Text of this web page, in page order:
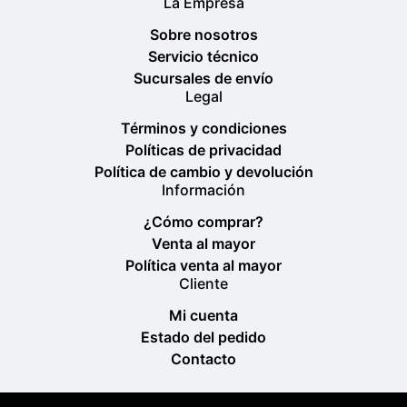
Sobre nosotros
Servicio técnico
Sucursales de envío
Legal
Términos y condiciones
Políticas de privacidad
Política de cambio y devolución
Información
¿Cómo comprar?
Venta al mayor
Política venta al mayor
Cliente
Mi cuenta
Estado del pedido
Contacto